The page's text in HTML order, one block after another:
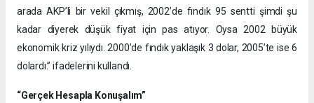
arada AKP’li bir vekil çıkmış, 2002’de fındık 95 sentti şimdi şu
kadar diyerek düşük fiyat için pas atıyor. Oysa 2002 büyük
ekonomik kriz yılıydı. 2000’de fındık yaklaşık 3 dolar, 2005’te ise 6
dolardı.” ifadelerini kullandı.
“Gerçek Hesapla Konuşalım”